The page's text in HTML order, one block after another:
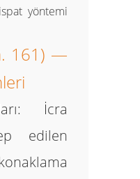
yöntemi
161) —
İcra
edilen